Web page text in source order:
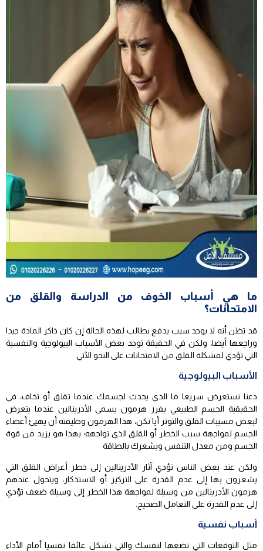
ما هي أسباب الخوف من الدراسة والقلق من
الامتحانات؟
قد تظن أنه لا يوجد سبب يدفع بطالب لهذه الحالة إن كان ذاكر المادة جيدا
وراجعها أيضا، ولكن في الحقيقة توجد بعض الأسباب البيولوجية والنفسية
التي تؤدي لمشكلة القلق من الامتحانات على النحو الآتي
الأسباب البيولوجية
دعنا نستعرض سريعا ما الذي يحدث لجسمك عندما تقلق أو تخاف، في
الحقيقية الجسم الطبيعي يفرز هرمون يسمى الأدرينالين عندما يتعرض
لبعض مسببات القلق والتوتر أيا تكن، هذا الهرمون وظيفته أن يهيئ أعضاء
الجسم لمواجهة سبب الخطر أو القلق الذي تواجهه؛ بهذا هو يزيد من قوة
الجسم ومن معدل التنفس ويشعرك بالطاقة
ولكن عند بعض الناس تؤدي آثار الأدرينالين إلى خطر أعراض القلق التي
يشعرون بها إلى عدم القدرة على التركيز أو الاستذكار، ويتحول عندهم
هرمون الأدرينالين من وسيلة لمواجهة هذا الخطر إلى وسيلة ضعف تؤدي
إلى عدم القدرة على التعامل الصحيح.
أسباب نفسية
مثل التوقعات التي تضعها لنفسك والتي تشكل عائقا نفسيا أمام الأداء